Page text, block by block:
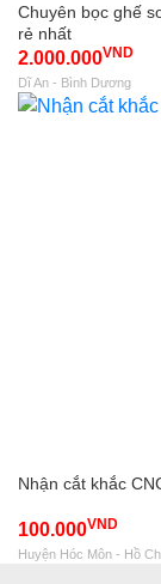
Chuyên bọc ghế
rẻ nhất
2.000.000VND
Dĩ An - Bình Dương
Nhận cắt khắc
100.000VND
Huyện Hóc Môn - Hồ